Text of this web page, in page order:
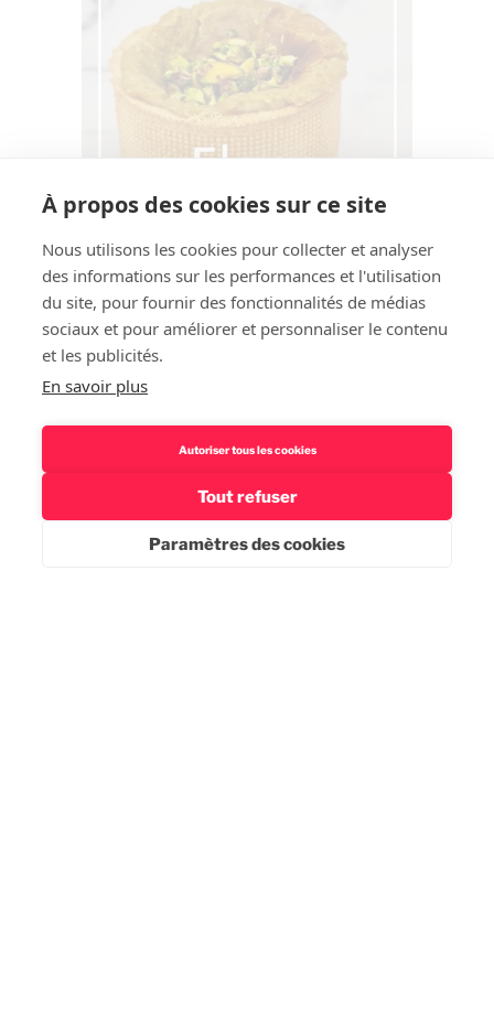
À propos des cookies sur ce site
Nous utilisons les cookies pour collecter et analyser
des informations sur les performances et l'utilisation
du site, pour fournir des fonctionnalités de médias
sociaux et pour améliorer et personnaliser le contenu
et les publicités.
En savoir plus
Autoriser tous les cookies
Tout refuser
Paramètres des cookies